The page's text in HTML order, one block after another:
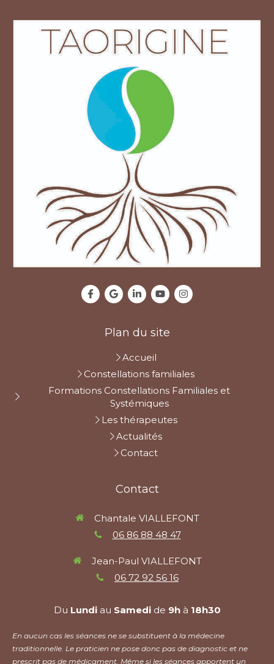
Plan du site
Accueil
Constellations familiales
Formations Constellations Familiales et
Systémiques
Les thérapeutes
Actualités
Contact
Contact
Chantale VIALLEFONT
06 86 88 48 47
Jean-Paul VIALLEFONT
06 72 92 56 16
Du Lundiau Samedide 9hà 18h30
En aucun cas les séances ne se substituent à la médecine
traditionnelle. Le praticien ne pose donc pas de diagnostic et ne
prescrit pas de médicament. Même si les séances apportent un